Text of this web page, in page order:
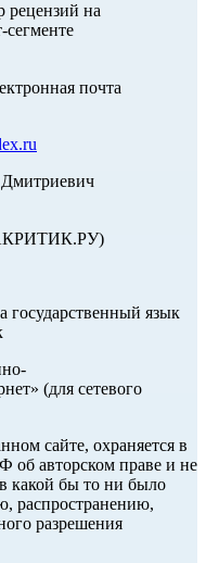
рецензий на
почта
государственный язык
(для сетевого
сайте, охраняется в
об авторском праве и не
какой бы то ни было
распространению,
разрешения